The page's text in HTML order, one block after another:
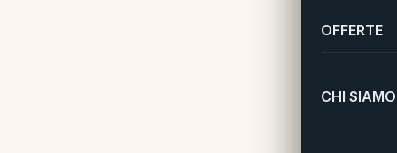
OFFERTE
CHI SIAMO